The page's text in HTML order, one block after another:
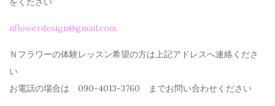
nflowerdesign@gmail.com
Ｎフラワーの体験レッスン希望の方は上記アドレスへ連絡くださ
い
お電話の場合は 090-4013-3760 までお問い合わせください